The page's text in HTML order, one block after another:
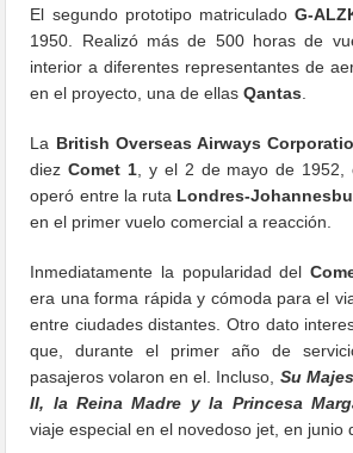
El segundo prototipo matriculado G-
1950. Realizó más de 500 horas de
interior a diferentes representantes de
en el proyecto, una de ellasQantas
La British Overseas Airways
diezComet 1 , y el 2 de mayo de 1952,
operó entre la ruta Londres-
en el primer vuelo comercial a reacción.
Inmediatamente la popularidad del
era una forma rápida y cómoda para el
entre ciudades distantes. Otro dato
que, durante el primer año de
pasajeros volaron en el. Incluso, Su
II, la Reina Madre y la Princesa
viaje especial en el novedoso jet, en junio